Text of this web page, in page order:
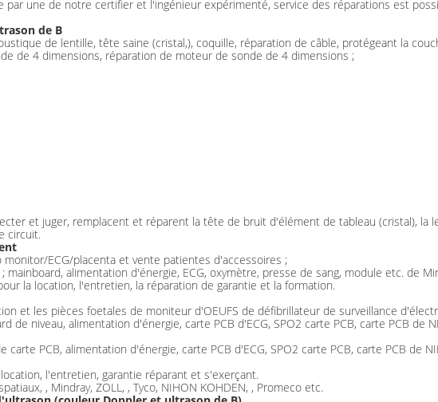
par une de notre certifier et l'ingénieur expérimenté, service des réparations est
de B
de lentille, tête saine (cristal,), coquille, réparation de câble, protégeant la
de 4 dimensions, réparation de moteur de sonde de 4 dimensions ;
et juger, remplacent et réparent la tête de bruit d'élément de tableau (cristal), la
circuit.
ECG/placenta et vente patientes d'accessoires ;
mainboard, alimentation d'énergie, ECG, oxymètre, presse de sang, module etc. de
la location, l'entretien, la réparation de garantie et la formation.
et les pièces foetales de moniteur d'OEUFS de défibrillateur de surveillance
de niveau, alimentation d'énergie, carte PCB d'ECG, SPO2 carte PCB, carte PCB de
PCB, alimentation d'énergie, carte PCB d'ECG, SPO2 carte PCB, carte PCB de
l'entretien, garantie réparant et s'exerçant.
, Mindray, ZOLL, , Tyco, NIHON KOHDEN, , Promeco etc.